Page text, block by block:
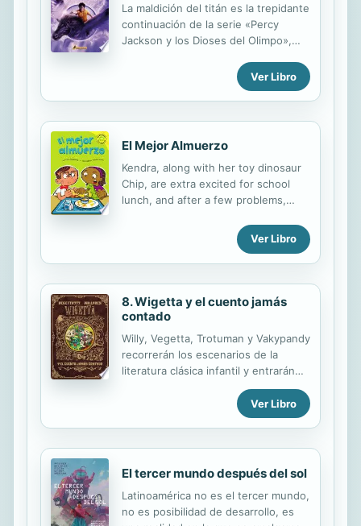
La maldición del titán es la trepidante
continuación de la serie «Percy
Jackson y los Dioses del Olimpo»,
del rayo y El mar de los monstruos,
han ocupado el puesto no 1 en la
lista de libros más vendidos de The
New York Times y Publishers Weekly.
amigo el sátiro Grover, Percy acude
inmediatamente en su auxilio. Y
aunque va acompañado de Annabeth
y Thalia, las dos semidiosas que son
sorpresa que los aguarda: una
terrible mantícora pretende
secuestrarlos y llevarlos ante el
general...
Ver Libro
El Mejor Almuerzo
Kendra, along with her toy dinosaur
Chip, are extra excited for school
lunch, and after a few problems,
Ver Libro
8. Wigetta y el cuento jamás
contado
Willy, Vegetta, Trotuman y Vakypandy
recorrerán los escenarios de la
literatura clásica infantil y entrarán
en contacto con los protagonistas de
las historias que han hecho las
delicias de pequeños y mayores. Una
de los cuentos infantiles, donde
nuestros amigos se toparán, entre
otros, con una Caperucita muy
peculiar, un grupo de 40 ladrones
que han cambiado al jefe de la banda
Ver Libro
El tercer mundo después del sol
Latinoamérica no es el tercer mundo,
no es posibilidad de desarrollo, es